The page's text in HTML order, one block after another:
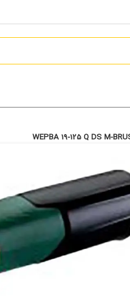
DS M-BRUSH
23,499,000 تومان